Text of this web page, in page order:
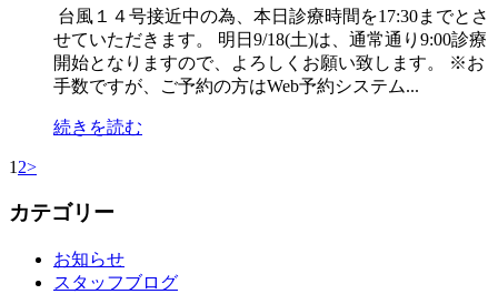
台風１４号接近中の為、本日診療時間を17:30までとさ
せていただきます。 明日9/18(土)は、通常通り9:00診療
開始となりますので、よろしくお願い致します。 ※お
手数ですが、ご予約の方はWeb予約システム...
続きを読む
1 2>
カテゴリー
お知らせ
スタッフブログ